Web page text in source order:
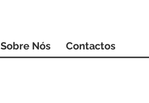
Sobre Nós Contactos